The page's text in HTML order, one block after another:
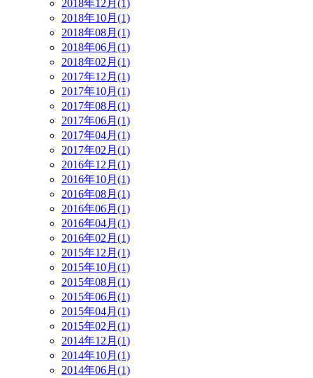
2018年12月(1)
2018年10月(1)
2018年08月(1)
2018年06月(1)
2018年02月(1)
2017年12月(1)
2017年10月(1)
2017年08月(1)
2017年06月(1)
2017年04月(1)
2017年02月(1)
2016年12月(1)
2016年10月(1)
2016年08月(1)
2016年06月(1)
2016年04月(1)
2016年02月(1)
2015年12月(1)
2015年10月(1)
2015年08月(1)
2015年06月(1)
2015年04月(1)
2015年02月(1)
2014年12月(1)
2014年10月(1)
2014年06月(1)